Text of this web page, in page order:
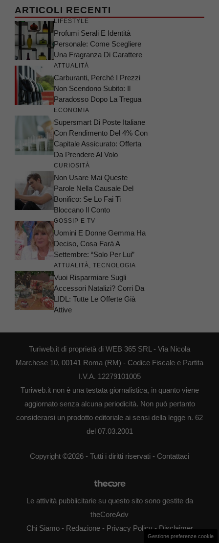
ARTICOLI RECENTI
LIFESTYLE
Profumi Serali E Identità
Personale: Come Scegliere
Una Fragranza Di Carattere
ATTUALITÀ
Carburanti, Perché I Prezzi
Non Scendono Subito: Il
Paradosso Dopo La Tregua
ECONOMIA
Supersmart Di Poste Italiane
Con Rendimento Del 4% Con
Capitale Assicurato: Offerta
Da Prendere Al Volo
CURIOSITÀ
Non Usare Mai Queste
Parole Nella Causale Del
Bonifico: Se Lo Fai Ti
Bloccano Il Conto
GOSSIP E TV
Uomini E Donne Gemma Ha
Deciso, Cosa Farà A
Settembre: “Solo Per Lui”
ATTUALITÀ, TECNOLOGIA
Vuoi Risparmiare Sugli
Accessori Natalizi? Corri Da
LIDL: Tutte Le Offerte Già
Attive
Turiweb.it di proprietà di WEB 365 SRL - Via Nicola
Marchese 10, 00141 Roma (RM) - Codice Fiscale e Partita
I.V.A. 12279101005
Turiweb.it non è una testata giornalistica, in quanto viene
aggiornato senza alcuna periodicità. Non può pertanto
considerarsi un prodotto editoriale ai sensi della legge n. 62
del 07.03.2001
Copyright ©2026 - Tutti i diritti riservati - Contattaci
Le attività pubblicitarie su questo sito sono gestite da
theCoreAdv
Chi Siamo- Redazione- Privacy Policy- Disclaimer
Gestione preferenze cookie